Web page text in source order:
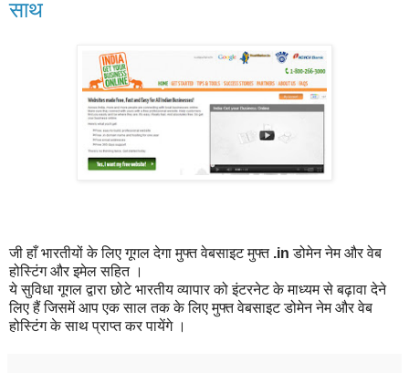
साथ
जी हाँ भारतीयों के लिए गूगल देगा मुफ्त वेबसाइट मुफ्त .in डोमेन नेम और वेब
होस्टिंग और इमेल सहित ।
ये सुविधा गूगल द्वारा छोटे भारतीय व्यापार को इंटरनेट के माध्यम से बढ़ावा देने
लिए हैं जिसमें आप एक साल तक के लिए मुफ्त वेबसाइट डोमेन नेम और वेब
होस्टिंग के साथ प्राप्त कर पायेंगे ।